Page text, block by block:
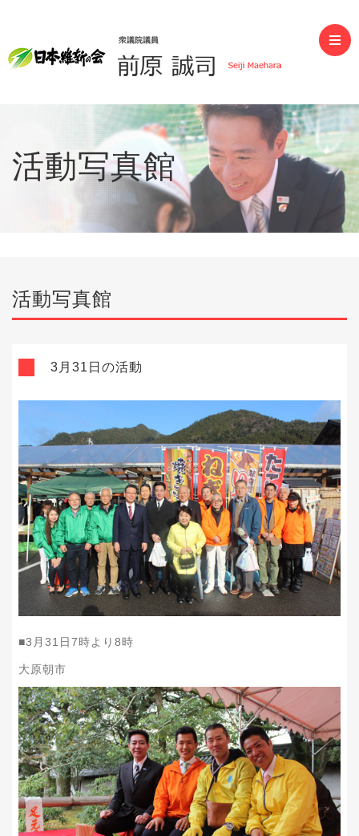
前原誠司（衆議院議員）
活動写真館
活動写真館
3月31日の活動
■3 月 31 日7時より 8時
大原朝市